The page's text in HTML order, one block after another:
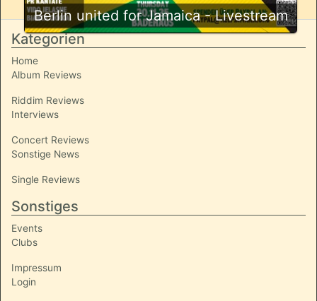
Berlin united for Jamaica - Livestream
Kategorien
Home
Album Reviews
Riddim Reviews
Interviews
Concert Reviews
Sonstige News
Single Reviews
Sonstiges
Events
Clubs
Impressum
Login